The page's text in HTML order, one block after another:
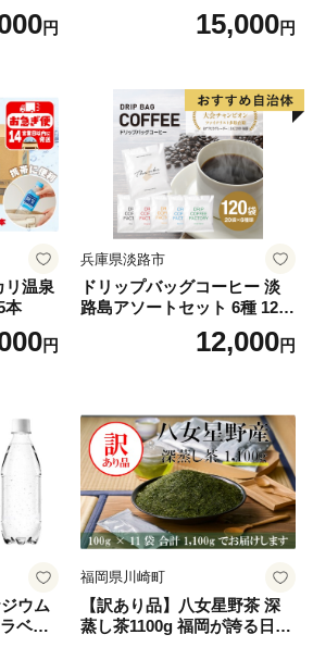
円 15,000円
リ温泉
本
円
兵庫県淡路市
ドリップバッグコーヒー 淡
路島アソートセット 6種 120
袋 飲み比べ コーヒー
12,000円
ウム
ベル
福岡県川崎町
【訳あり品】八女星野茶 深
蒸し茶1100g 福岡が誇る日本